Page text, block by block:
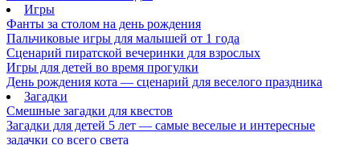
Игры
Фанты за столом на день рождения
Пальчиковые игры для малышей от 1 года
Сценарий пиратской вечеринки для взрослых
Игры для детей во время прогулки
День рождения кота — сценарий для веселого праздника
Загадки
Смешные загадки для квестов
Загадки для детей 5 лет — самые веселые и интересные
задачки со всего света